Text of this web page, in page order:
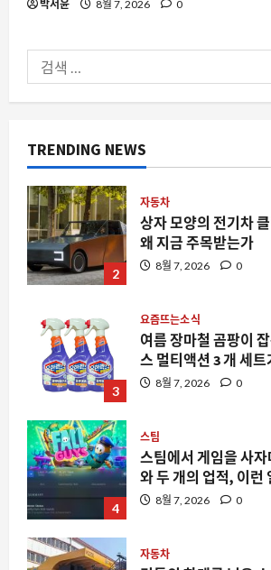
박서윤 8월 7, 2026 0
색:
TRENDING NEWS
와 대안 찾기
3
요즘뜨는소식
여름 장마철 곰팡이
스 멀티액션 3 개 세트
8월 7, 2026 0
4
스팀
스팀에서 게임을 사
와 두 개의 업적, 이런
8월 7, 2026 0
5
자동차
리튬의 한계를 넘은
국 광산에서 실증 시작
8월 7, 2026 0
스팀